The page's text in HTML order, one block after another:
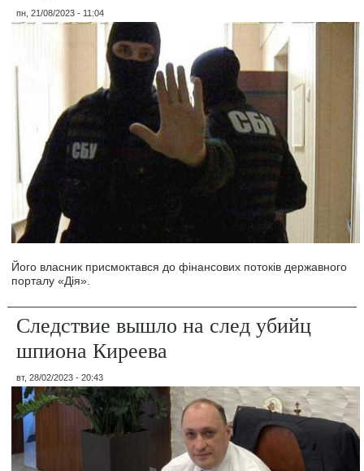
пн, 21/08/2023 - 11:04
Його власник присмоктався до фінансових потоків державного
порталу «Дія».
Следствие вышло на след убийц
шпиона Киреева
вт, 28/02/2023 - 20:43